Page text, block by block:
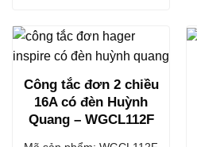
Công tắc đơn 2 chiều
16A có đèn Huỳnh
Quang – WGCL112F